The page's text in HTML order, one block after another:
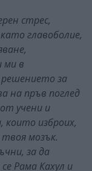
стрес,
главоболие,
ми в
за
на пръв поглед
учени и
които изброих,
мозък.
за да
Рама Кахул и